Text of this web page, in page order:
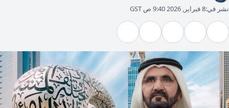
نشر في:8 فبراير, 2026 9:40 ص GST